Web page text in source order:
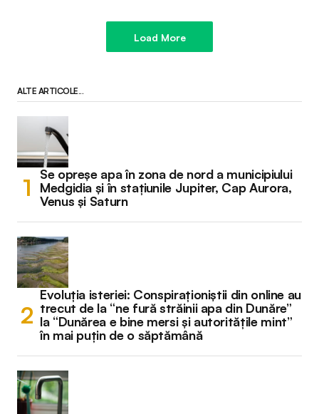
Load More
ALTE ARTICOLE...
Se opreșe apa în zona de nord a municipiului
Medgidia și în stațiunile Jupiter, Cap Aurora,
Venus și Saturn
Evoluția isteriei: Conspiraționiștii din online au
trecut de la “ne fură străinii apa din Dunăre”
la “Dunărea e bine mersi și autoritățile mint”
în mai puțin de o săptămână